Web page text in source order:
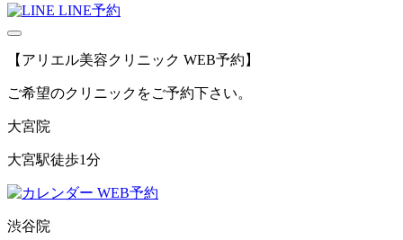
LINE予約
【アリエル美容クリニック WEB予約】
ご希望のクリニックをご予約下さい。
大宮院
大宮駅徒歩1分
WEB予約
渋谷院